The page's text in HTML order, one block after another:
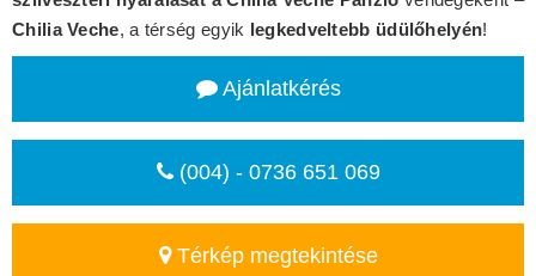
Chilia Veche, a térség egyik legkedveltebb üdülőhelyén!
Ajánlatkérés
(004) - 0736 651 069
Térkép megtekintése